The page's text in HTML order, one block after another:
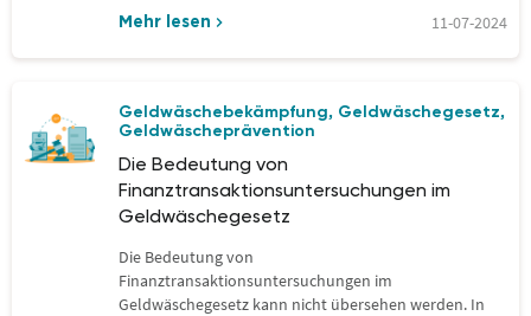
Mehr lesen 11-07-2024
Geldwäschebekämpfung, Geldwäschegesetz,
Geldwäscheprävention
Die Bedeutung von
Finanztransaktionsuntersuchungen im
Geldwäschegesetz
Die Bedeutung von
Finanztransaktionsuntersuchungen im
Geldwäschegesetz kann nicht übersehen werden. In